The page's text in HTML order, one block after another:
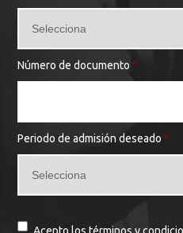
Número de documento *
Periodo de admisión deseado *